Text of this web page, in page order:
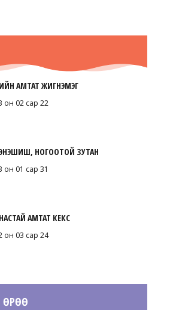
АМТАТ ЖИГНЭМЭГ
он 02 сар 22
НОГООТОЙ ЗУТАН
он 01 сар 31
АМТАТ КЕКС
он 03 сар 24
ӨРӨӨ